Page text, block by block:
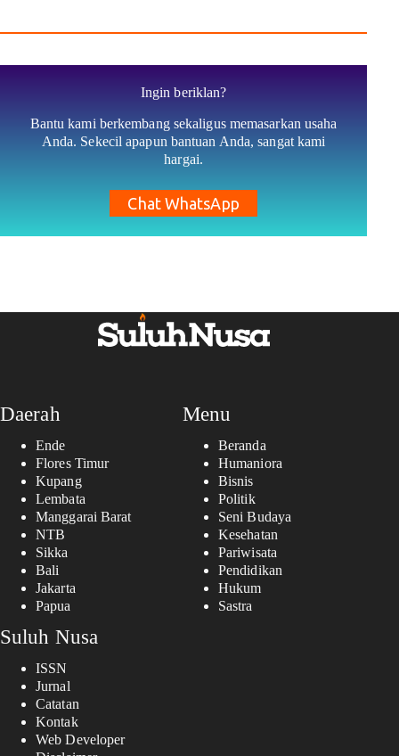
Ingin beriklan?
Bantu kami berkembang sekaligus memasarkan usaha
Anda. Sekecil apapun bantuan Anda, sangat kami
hargai.
Chat WhatsApp
Daerah
Ende
Flores Timur
Kupang
Lembata
Manggarai Barat
NTB
Sikka
Bali
Jakarta
Papua
Menu
Beranda
Humaniora
Bisnis
Politik
Seni Budaya
Kesehatan
Pariwisata
Pendidikan
Hukum
Sastra
Suluh Nusa
ISSN
Jurnal
Catatan
Kontak
Web Developer